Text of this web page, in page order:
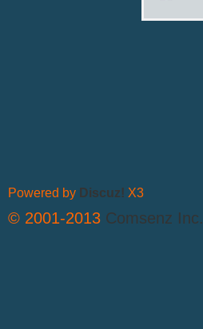
Powered by Discuz! X3
© 2001-2013 Comsenz Inc.